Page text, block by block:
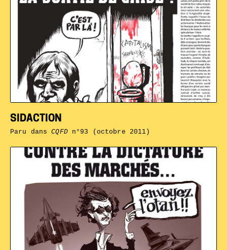
SIDACTION
Paru dansCQFDn°93 (octobre 2011)